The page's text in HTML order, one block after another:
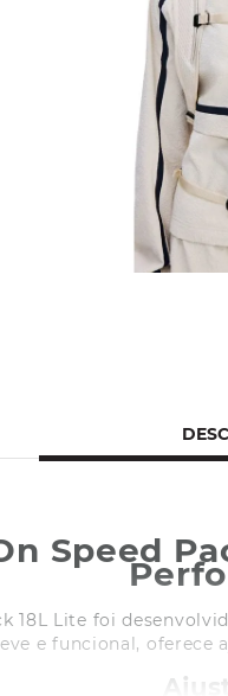
Speed
18L Lite foi
e funcional, oferece